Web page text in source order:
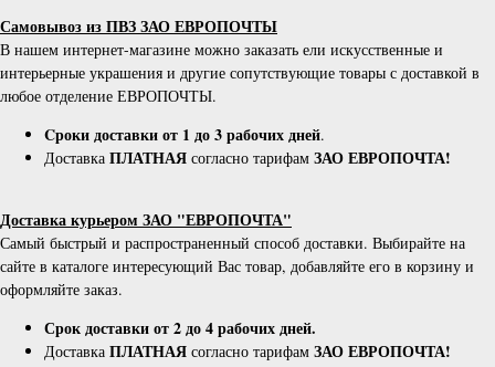
Самовывоз из ПВЗ ЗАО ЕВРОПОЧТЫ
В нашем интернет-магазине можно заказать ели искусственные и
интерьерные украшения и другие сопутствующие товары с доставкой в
любое отделение ЕВРОПОЧТЫ.
Cроки доставки от 1 до 3 рабочих дней.
Доставка ПЛАТНАЯ согласно тарифам ЗАО ЕВРОПОЧТА!
Доставка курьером ЗАО "ЕВРОПОЧТА"
Самый быстрый и распространенный способ доставки. Выбирайте на
сайте в каталоге интересующий Вас товар, добавляйте его в корзину и
оформляйте заказ.
Срок доставки от 2 до 4 рабочих дней.
Доставка ПЛАТНАЯ согласно тарифам ЗАО ЕВРОПОЧТА!